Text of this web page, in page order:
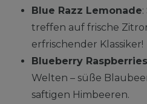
Blue Razz Lemonade
treffen auf frische
erfrischender Klassiker!
Blueberry Raspberries
Welten – süße
saftigen Himbeeren.